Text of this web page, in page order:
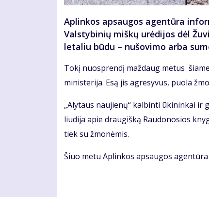
Aplinkos apsaugos agentūra
Valstybinių miškų urėdijos dėl
letaliu būdu – nušovimo arba
Tokį nuosprendį maždaug metus
ministerija. Esą jis agresyvus, puola
„Alytaus naujienų“ kalbinti ūkininkai
liudija apie draugišką Raudonosios
tiek su žmonėmis.
Šiuo metu Aplinkos apsaugos